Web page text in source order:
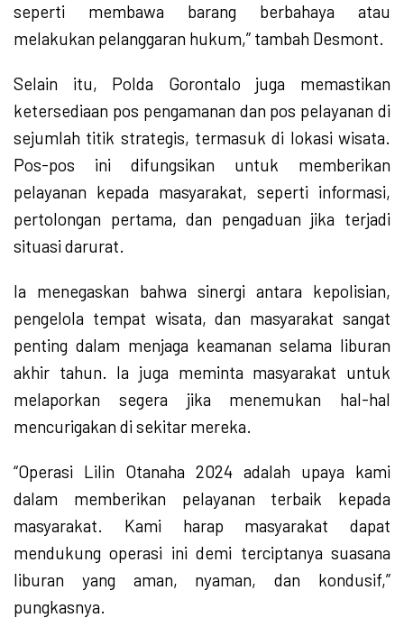
seperti membawa barang berbahaya atau
melakukan pelanggaran hukum,” tambah Desmont.
Selain itu, Polda Gorontalo juga memastikan
ketersediaan pos pengamanan dan pos pelayanan di
sejumlah titik strategis, termasuk di lokasi wisata.
Pos-pos ini difungsikan untuk memberikan
pelayanan kepada masyarakat, seperti informasi,
pertolongan pertama, dan pengaduan jika terjadi
situasi darurat.
Ia menegaskan bahwa sinergi antara kepolisian,
pengelola tempat wisata, dan masyarakat sangat
penting dalam menjaga keamanan selama liburan
akhir tahun. Ia juga meminta masyarakat untuk
melaporkan segera jika menemukan hal-hal
mencurigakan di sekitar mereka.
“Operasi Lilin Otanaha 2024 adalah upaya kami
dalam memberikan pelayanan terbaik kepada
masyarakat. Kami harap masyarakat dapat
mendukung operasi ini demi terciptanya suasana
liburan yang aman, nyaman, dan kondusif,”
pungkasnya.